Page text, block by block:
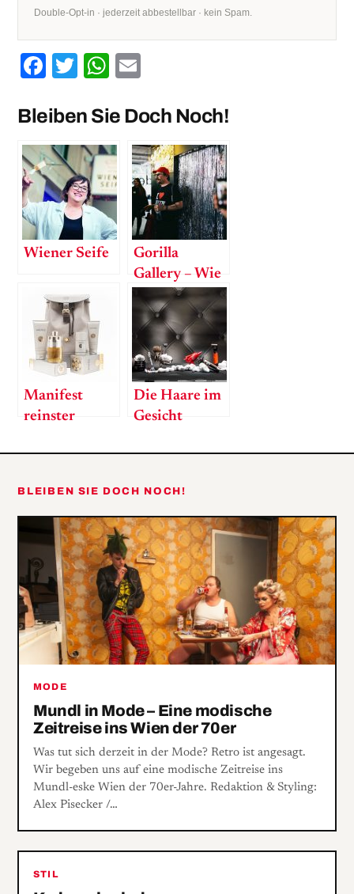
Double-Opt-in · jederzeit abbestellbar · kein Spam.
Facebook
TwitterWhatsApp
Bleiben Sie Doch Noch!
Wiener Seife
Gorilla
Gallery – Wie
aus einem
Duft ein
Erlebnis wird!
Manifest
reinster
Azzaro Most
Die Haare im
Gesicht
BLEIBEN SIE DOCH NOCH!
MODE
Mundl in Mode – Eine modische
Zeitreise ins Wien der 70er
Was tut sich derzeit in der Mode? Retro ist angesagt.
Wir begeben uns auf eine modische Zeitreise ins
Mundl-eske Wien der 70er-Jahre. Redaktion & Styling:
Alex Pisecker /…
STIL